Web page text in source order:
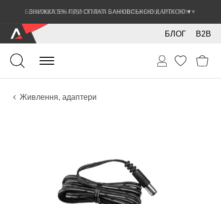
ЗНИЖКА 5% ПРИ ОПЛАТІ БАНКІВСЬКОЮ КАРТКОЮ ▼
B2B
БЛОГ
Звук
Звукове обладнання
Живлення, адаптери